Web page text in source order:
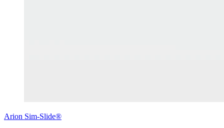
Arion Sim-Slide®